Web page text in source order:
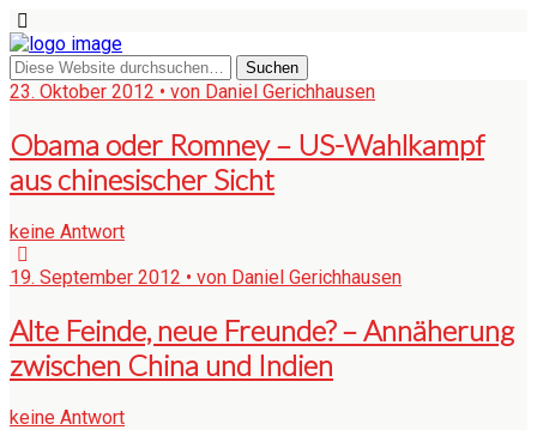
23. Oktober 2012 • von Daniel Gerichhausen
Obama oder Romney – US-Wahlkampf
aus chinesischer Sicht
keine Antwort
19. September 2012 • von Daniel Gerichhausen
Alte Feinde, neue Freunde? – Annäherung
zwischen China und Indien
keine Antwort